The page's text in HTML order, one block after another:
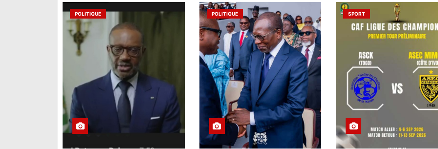
POLITIQUE POLITIQUE SPORT